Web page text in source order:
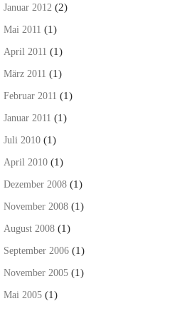
Januar 2012 (2)
Mai 2011 (1)
April 2011 (1)
März 2011 (1)
Februar 2011 (1)
Januar 2011 (1)
Juli 2010 (1)
April 2010 (1)
Dezember 2008 (1)
November 2008 (1)
August 2008 (1)
September 2006 (1)
November 2005 (1)
Mai 2005 (1)